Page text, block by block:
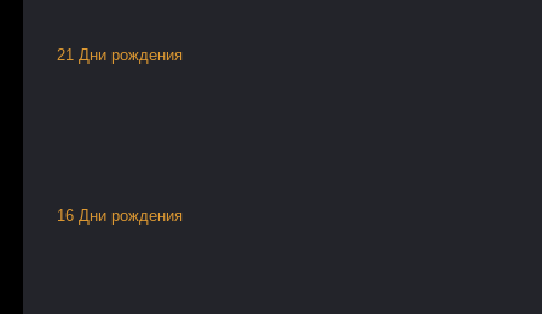
21 Дни рождения
16 Дни рождения